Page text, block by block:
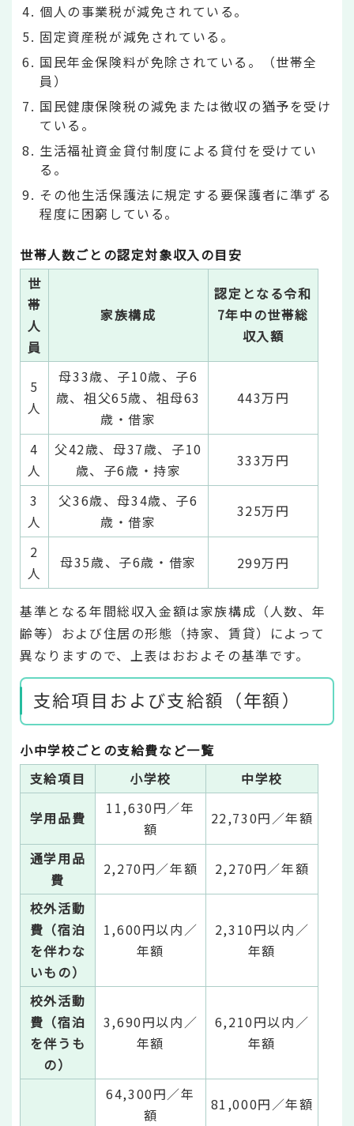
個人の事業税が減免されている。
固定資産税が減免されている。
国民年金保険料が免除されている。（世帯全
員）
国民健康保険税の減免または徴収の猶予を受け
ている。
生活福祉資金貸付制度による貸付を受けてい
る。
その他生活保護法に規定する要保護者に準ずる
程度に困窮している。
世
帯
人
員
家族構成
認定となる令和
7年中の世帯総
収入額
世帯人数ごとの認定対象収入の目安
5
人
母33歳、子10歳、子6
歳、祖父65歳、祖母63
歳・借家
443万円
4
人
父42歳、母37歳、子10
歳、子6歳・持家
333万円
3
人
父36歳、母34歳、子6
歳・借家
325万円
2
人
母35歳、子6歳・借家 299万円
基準となる年間総収入金額は家族構成（人数、年
齢等）および住居の形態（持家、賃貸）によって
異なりますので、上表はおおよその基準です。
支給項目および支給額（年額）
支給項目 小学校 中学校
小中学校ごとの支給費など一覧
学用品費
11,630円／年
額
22,730円／年額
通学用品
費
2,270円／年額 2,270円／年額
校外活動
費（宿泊
を伴わな
いもの）
1,600円以内／
年額
2,310円以内／
年額
校外活動
費（宿泊
を伴うも
の）
3,690円以内／
年額
6,210円以内／
年額
64,300円／年
額
81,000円／年額